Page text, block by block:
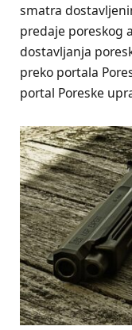
smatra
predaje poreskog
dostavljanja
preko portala
portal Poreske